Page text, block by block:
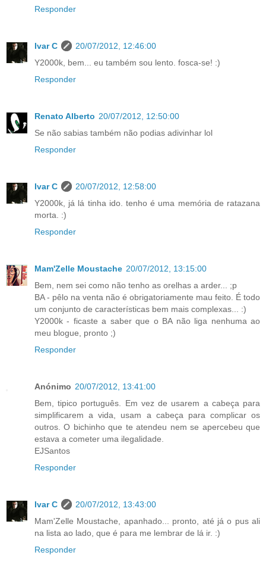
Responder
Ivar C
20/07/2012, 12:46:00
Y2000k, bem... eu também sou lento. fosca-se! :)
Responder
Renato Alberto 20/07/2012, 12:50:00
Se não sabias também não podias adivinhar lol
Responder
Ivar C
20/07/2012, 12:58:00
Y2000k, já lá tinha ido. tenho é uma memória de ratazana
morta. :)
Responder
Mam'Zelle Moustache 20/07/2012, 13:15:00
Bem, nem sei como não tenho as orelhas a arder... ;p
BA - pêlo na venta não é obrigatoriamente mau feito. É todo
um conjunto de características bem mais complexas... :)
Y2000k - ficaste a saber que o BA não liga nenhuma ao
meu blogue, pronto ;)
Responder
Anónimo 20/07/2012, 13:41:00
Bem, tipico português. Em vez de usarem a cabeça para
simplificarem a vida, usam a cabeça para complicar os
outros. O bichinho que te atendeu nem se apercebeu que
estava a cometer uma ilegalidade.
EJSantos
Responder
Ivar C
20/07/2012, 13:43:00
Mam'Zelle Moustache, apanhado... pronto, até já o pus ali
na lista ao lado, que é para me lembrar de lá ir. :)
Responder